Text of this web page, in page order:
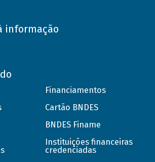
informação
Financiamentos
Cartão BNDES
BNDES Finame
Instituições financeiras
credenciadas